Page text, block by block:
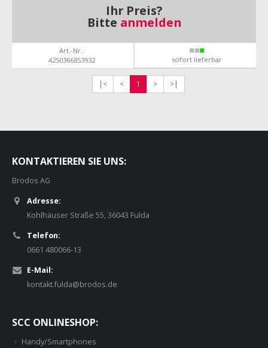
Ihr Preis?
Bitte anmelden
Art.-Nr.:
4250366853932
sofort lieferbar
|< < 1 > >|
KONTAKTIEREN SIE UNS:
Brodos AG
Adresse:
Kohlhäuser Straße 55, 36043 Fulda
Telefon:
0661 480066-13
E-Mail:
kontakt.fulda@brodos.de
SCC ONLINESHOP:
Handy/Smartphones